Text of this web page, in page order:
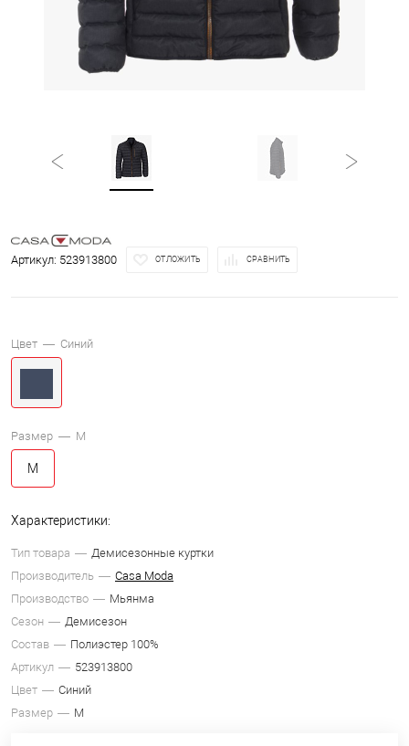
Артикул: 523913800 ОТЛОЖИТЬ СРАВНИТЬ
Цвет — Синий
Размер — M
M
Характеристики:
Тип товара
Демисезонные куртки
Производитель
Casa Moda
Производство
Мьянма
Сезон
Демисезон
Состав
Полиэстер 100%
Артикул
523913800
Цвет
Синий
Размер
M